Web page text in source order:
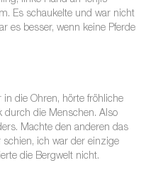
Es schaukelte und war nicht
es besser, wenn keine Pferde
die Ohren, hörte fröhliche
durch die Menschen. Also
Machte den anderen das
ich war der einzige
die Bergwelt nicht.